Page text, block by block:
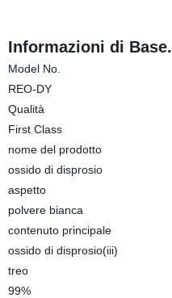
Informazioni di Base.
Model No.
REO-DY
Qualità
First Class
nome del prodotto
ossido di disprosio
aspetto
polvere bianca
contenuto principale
ossido di disprosio(iii)
treo
99%